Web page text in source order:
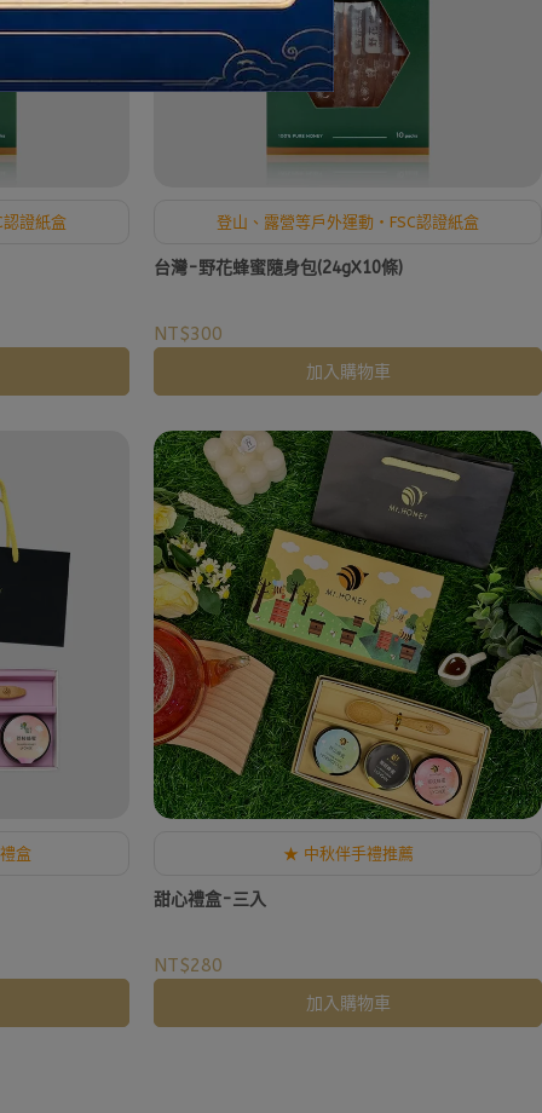
認證紙盒 登山、露營等戶外運動・FSC認證紙盒
台灣-野花蜂蜜隨身包(24gX10條)
NT$300
加入購物車
盒 ★ 中秋伴手禮推薦
甜心禮盒-三入
NT$280
加入購物車